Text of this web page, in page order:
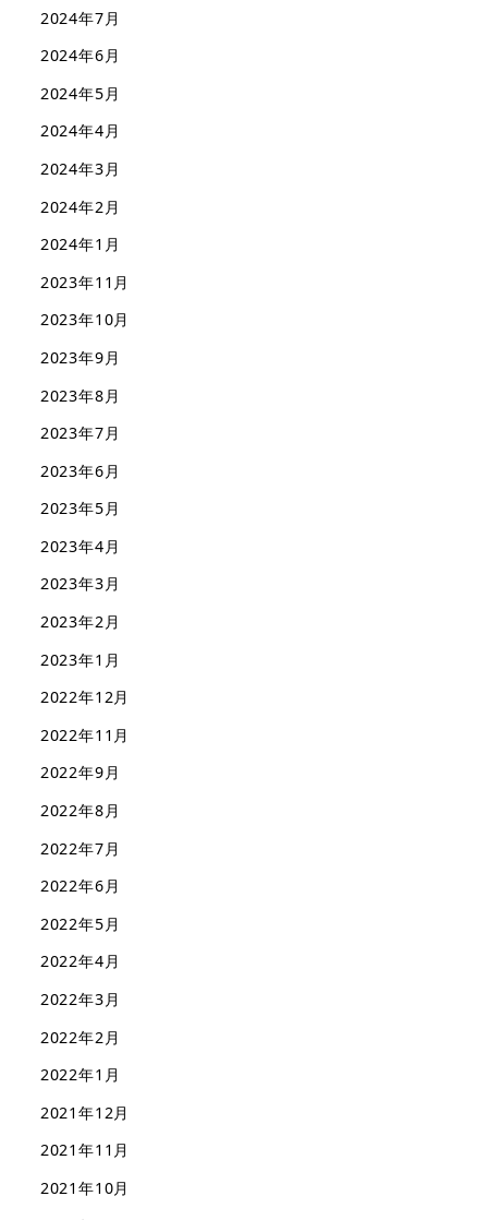
2024年7月
2024年6月
2024年5月
2024年4月
2024年3月
2024年2月
2024年1月
2023年11月
2023年10月
2023年9月
2023年8月
2023年7月
2023年6月
2023年5月
2023年4月
2023年3月
2023年2月
2023年1月
2022年12月
2022年11月
2022年9月
2022年8月
2022年7月
2022年6月
2022年5月
2022年4月
2022年3月
2022年2月
2022年1月
2021年12月
2021年11月
2021年10月